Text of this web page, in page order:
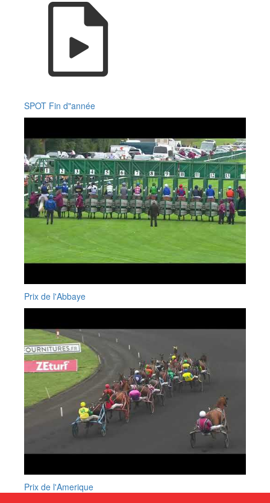
SPOT Fin d"année
Prix de l'Abbaye
Prix de l'Amerique